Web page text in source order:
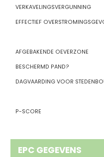
VERKAVELINGSVERGUNNING
EFFECTIEF
AFGEBAKENDE OEVERZONE
BESCHERMD PAND?
DAGVAARDING VOOR
P-SCORE
EPC GEGEVENS